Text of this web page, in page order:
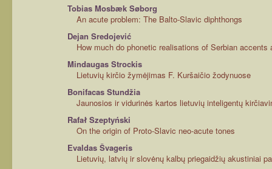
Tobias Mosbæk Søborg
An acute problem: The Balto-Slavic diphthongs
Dejan Sredojević
How much do phonetic realisations of Serbian
Mindaugas Strockis
Lietuvių kirčio žymėjimas F. Kuršaičio žodynuose
Bonifacas Stundžia
Jaunosios ir vidurinės kartos lietuvių inteligentų
Rafał Szeptyński
On the origin of Proto-Slavic neo-acute tones
Evaldas Švageris
Lietuvių, latvių ir slovėnų kalbų priegaidžių akustiniai